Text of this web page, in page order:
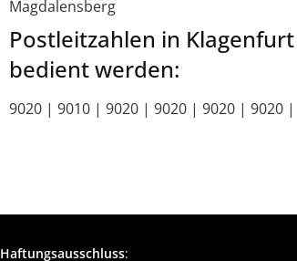
Magdalensberg
Postleitzahlen in
bedient werden:
9020 | 9010 | 9020 | 9020 | 9020 | 9020
Haftungsausschluss: